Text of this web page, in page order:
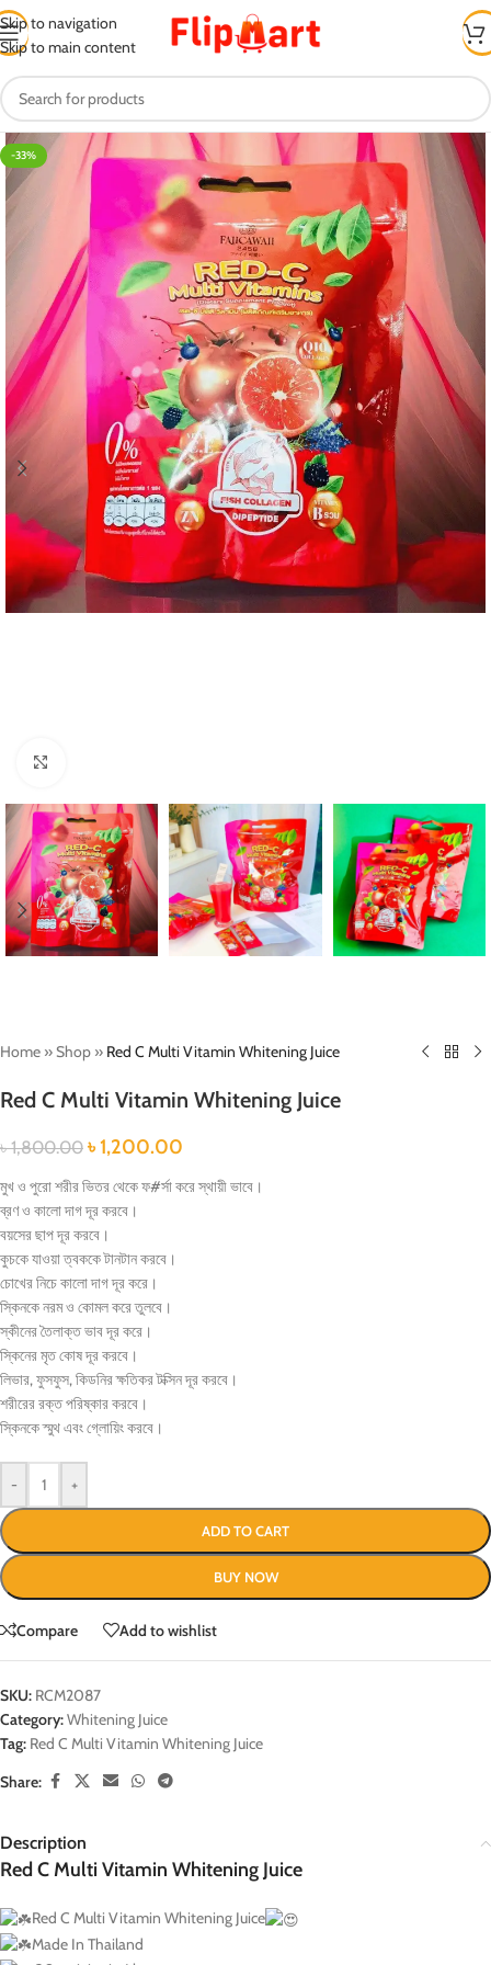
Skip to navigation
Skip to main content
-33%
Home »Shop » Red C Multi Vitamin Whitening Juice
Red C Multi Vitamin Whitening Juice
৳1,800.00 ৳1,200.00
মুখ ও পুরো শরীর ভিতর থেকে ফ#র্সা করে স্থায়ী ভাবে।
ব্রণ ও কালো দাগ দূর করবে।
বয়সের ছাপ দূর করবে।
কুচকে যাওয়া ত্বককে টানটান করবে।
চোখের নিচে কালো দাগ দূর করে।
স্কিনকে নরম ও কোমল করে তুলবে।
স্কীনের তৈলাক্ত ভাব দূর করে।
স্কিনের মৃত কোষ দূর করবে।
লিভার, ফুসফুস, কিডনির ক্ষতিকর টক্সিন দূর করবে।
শরীরের রক্ত পরিষ্কার করবে।
স্কিনকে স্মুথ এবং গ্লোয়িং করবে।
- +
ADD TO CART
BUY NOW
Compare Add to wishlist
SKU: RCM2087
Category:Whitening Juice
Tag: Red C Multi Vitamin Whitening Juice
Share:
Description
Red C Multi Vitamin Whitening Juice
Red C Multi Vitamin Whitening Juice
Made In Thailand